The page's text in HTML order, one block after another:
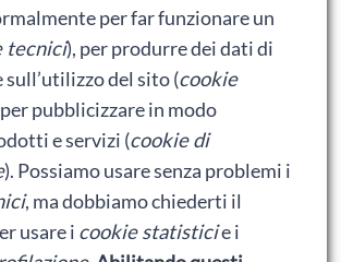
per far funzionare un
tecnici), per produrre dei dati di
sull’utilizzo del sito (cookie
per pubblicizzare in modo
e servizi (cookie di
). Possiamo usare senza problemi i
, ma dobbiamo chiederti il
usare i cookie statisticie i